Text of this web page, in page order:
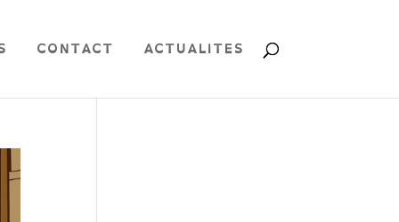
CONTACT ACTUALITES